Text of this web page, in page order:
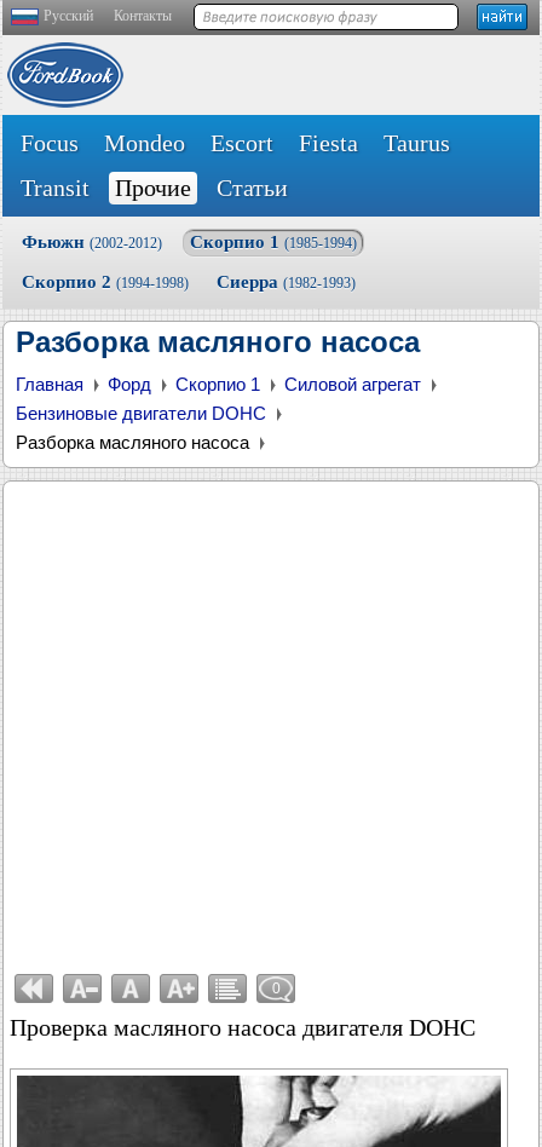
Русский Контакты
Focus Mondeo Escort Fiesta
Taurus
Transit
Прочие Статьи
Фьюжн (2002-2012) Скорпио 1 (1985-1994)
Скорпио 2 (1994-1998) Сиерра (1982-1993)
Разборка масляного насоса
Главная Форд Скорпио 1
Силовой агрегат
Бензиновые двигатели DOHC
Разборка масляного насоса
0
Проверка масляного насоса двигателя DOHC